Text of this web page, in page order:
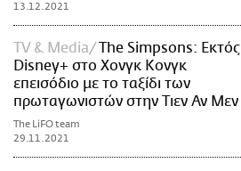
13.12.2021
TV & Media
The Simpsons: Εκτός
Disney+ στο Χονγκ Κονγκ
επεισόδιο με το ταξίδι των
πρωταγωνιστών στην Τιεν Αν Μεν
The LiFO team
29.11.2021